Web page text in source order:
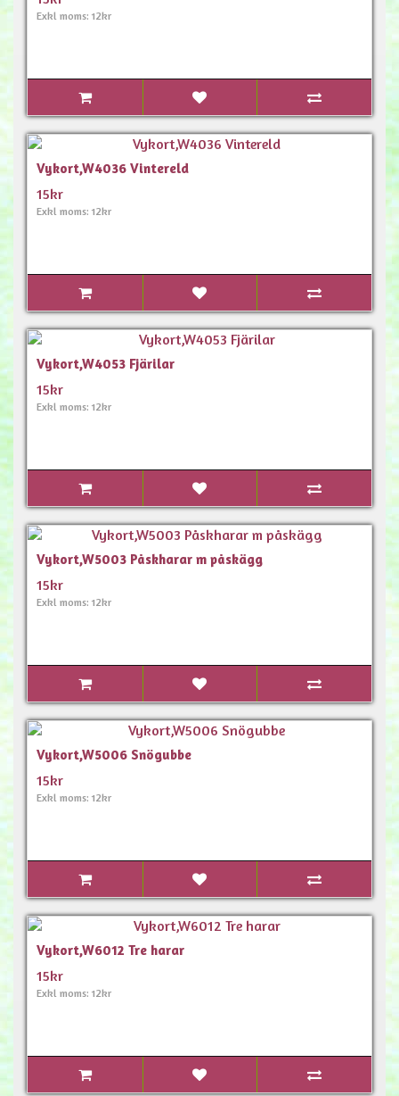
Exkl moms: 12kr
Vykort,W4036 Vintereld
15kr
Exkl moms: 12kr
Vykort,W4053 Fjärilar
15kr
Exkl moms: 12kr
Vykort,W5003 Påskharar m påskägg
15kr
Exkl moms: 12kr
Vykort,W5006 Snögubbe
15kr
Exkl moms: 12kr
Vykort,W6012 Tre harar
15kr
Exkl moms: 12kr